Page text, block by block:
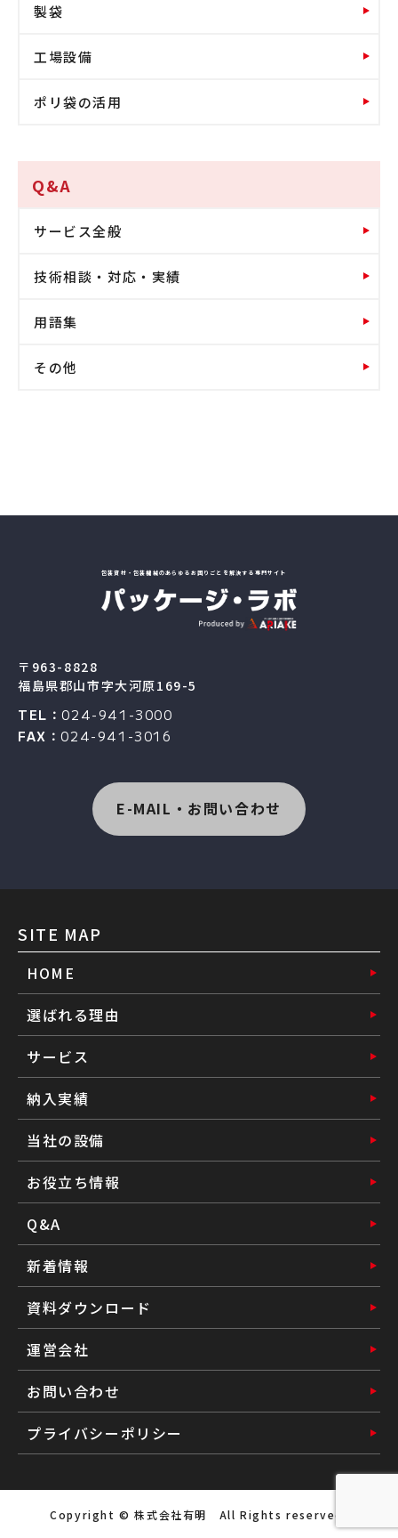
製袋
工場設備
ポリ袋の活用
Q&A
サービス全般
技術相談・対応・実績
用語集
その他
包装資材・包装機械のあらゆるお困りごとを解決する専門サイト
〒963-8828
福島県郡山市字大河原169-5
TEL：024-941-3000
FAX：024-941-3016
E-MAIL・お問い合わせ
SITE MAP
HOME
選ばれる理由
サービス
納入実績
当社の設備
お役立ち情報
Q&A
新着情報
資料ダウンロード
運営会社
お問い合わせ
プライバシーポリシー
Copyright © 株式会社有明 All Rights reserved.